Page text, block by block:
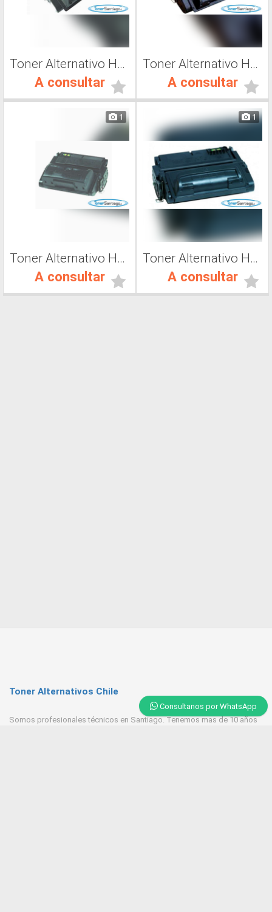
Consultanos por WhatsApp
Toner Alternativo Hp Q5945A, Toner Impresora Láser
A consultar
Toner Alternativo Hp Q5942X, Toner Impresora Láser
A consultar
1
Toner Alternativo Hp Q5945X, Toner Impresora Láser
A consultar
1
Toner Alternativo Hp Q1339A, Toner Impresora Láser
A consultar
Toner Alternativos Chile
Somos profesionales técnicos en Santiago. Tenemos mas de 10 años